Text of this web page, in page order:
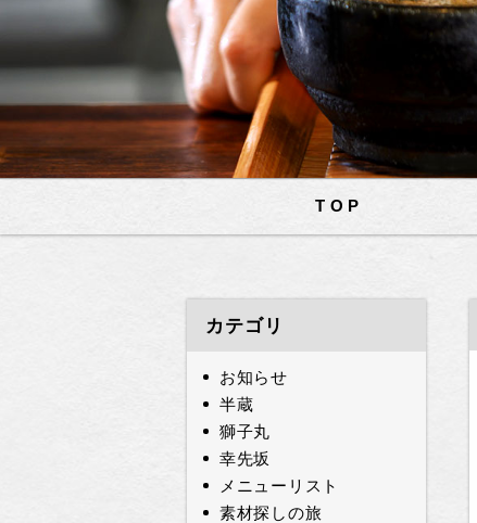
TOP
カテゴリ
お知らせ
半蔵
獅子丸
幸先坂
メニューリスト
素材探しの旅